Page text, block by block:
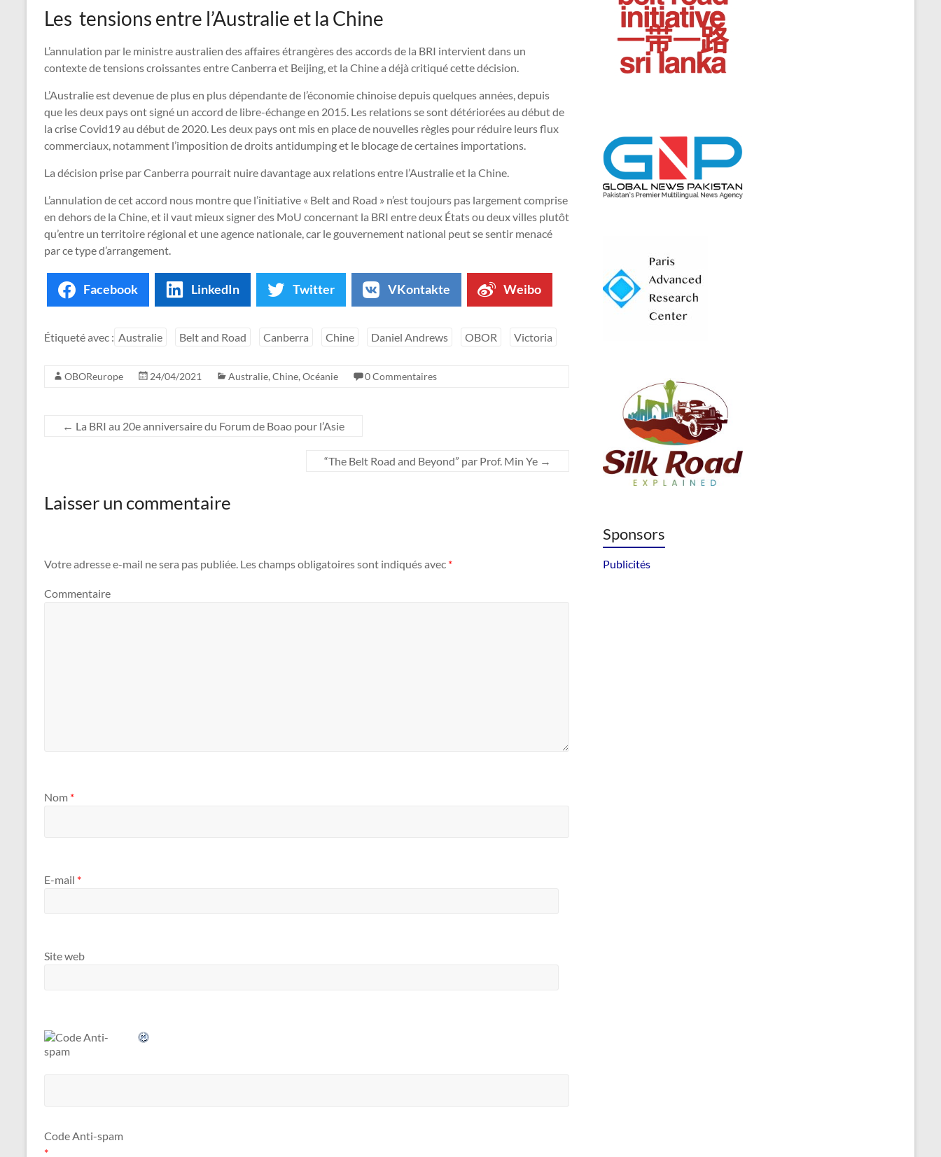
Les tensions entre l’Australie et la Chine
L’annulation par le ministre australien des affaires étrangères des accords de la BRI intervient dans un
contexte de tensions croissantes entre Canberra et Beijing, et la Chine a déjà critiqué cette décision.
L’Australie est devenue de plus en plus dépendante de l’économie chinoise depuis quelques années, depuis
que les deux pays ont signé un accord de libre-échange en 2015. Les relations se sont détériorées au début de
la crise Covid19 au début de 2020. Les deux pays ont mis en place de nouvelles règles pour réduire leurs flux
commerciaux, notamment l’imposition de droits antidumping et le blocage de certaines importations.
La décision prise par Canberra pourrait nuire davantage aux relations entre l’Australie et la Chine.
L’annulation de cet accord nous montre que l’initiative « Belt and Road » n’est toujours pas largement comprise
en dehors de la Chine, et il vaut mieux signer des MoU concernant la BRI entre deux États ou deux villes plutôt
qu’entre un territoire régional et une agence nationale, car le gouvernement national peut se sentir menacé
par ce type d’arrangement.
Facebook LinkedIn Twitter VKontakte Weibo
Étiqueté avec : Australie Belt and Road Canberra Chine Daniel Andrews OBOR Victoria
OBOReurope 24/04/2021 Australie, Chine, Océanie 0 Commentaires
← La BRI au 20e anniversaire du Forum de Boao pour l’Asie
“The Belt Road and Beyond” par Prof. Min Ye →
Laisser un commentaire
Votre adresse e-mail ne sera pas publiée. Les champs obligatoires sont indiqués avec *
Commentaire
Nom *
E-mail *
Site web
Code Anti-spam
*
Sponsors
Publicités